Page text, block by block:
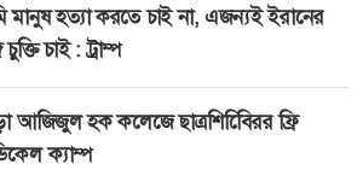
মানুষ হত্যা করতে চাই না, এজন্যই ইরানের
চুক্তি চাই : ট্রাম্প
আজিজুল হক কলেজে ছাত্রশিবিেিরর ফ্রি
ক্যাম্প